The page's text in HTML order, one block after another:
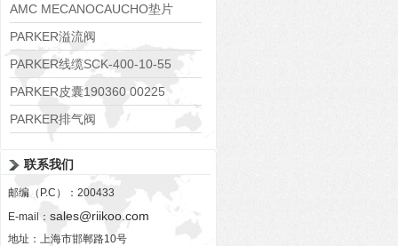
138551
AMC MECANOCAUCHO垫片
608074
PARKER溢流阀
RE06M35W2N1KWXG087
PARKER线缆SCK-400-10-55
PARKER皮囊190360 00225
PARKER排气阀
联系我们
邮编（P.C）：200433
E-mail： sales@riikoo.com
地址：上海市邯郸路10号